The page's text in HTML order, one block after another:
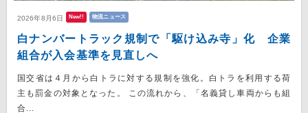
2026年8月6日 New!! 物流ニュース
白ナンバートラック規制で「駆け込み寺」化 企業
組合が入会基準を見直しへ
国交省は４月から白トラに対する規制を強化。白トラを利用する荷
主も罰金の対象となった。 この流れから、「名義貸し車両からも組
合...